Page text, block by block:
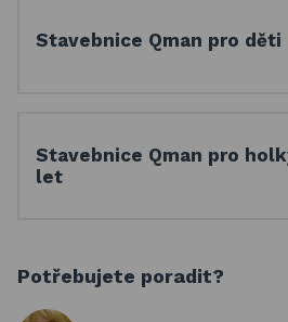
Stavebnice Qman pro děti
Stavebnice Qman pro
let
Potřebujete poradit?